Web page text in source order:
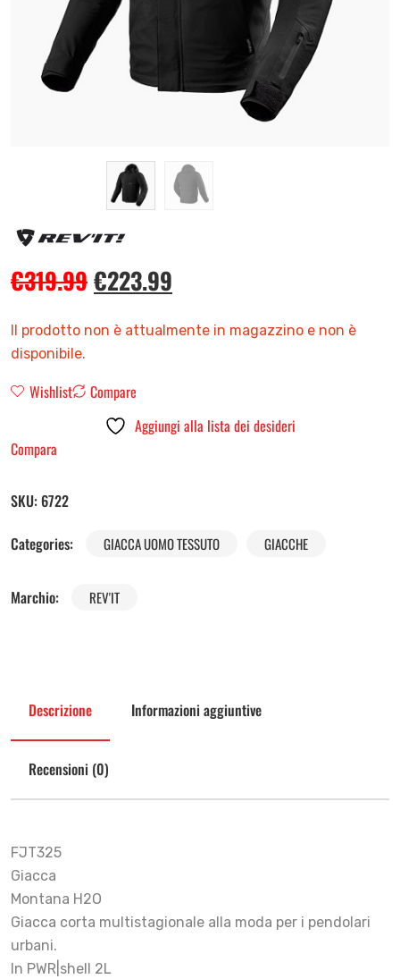
€319.99€223.99
Il prodotto non è attualmente in magazzino e non è
disponibile.
Wishlist
Compare
Aggiungi alla lista dei desideri
Compara
SKU: 6722
Categories:
GIACCA UOMO TESSUTO GIACCHE
Marchio: REV'IT
Descrizione Informazioni aggiuntive
Recensioni (0)
FJT325
Giacca
Montana H2O
Giacca corta multistagionale alla moda per i pendolari
urbani.
In PWR|shell 2L